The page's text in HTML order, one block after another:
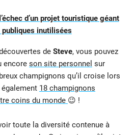
d’un projet touristique géant
inutilisées
de Steve, vous pouvez
encore son site personnel sur
champignons qu’il croise lors
18 champignons
coins du monde 😉 !
toute la diversité contenue à